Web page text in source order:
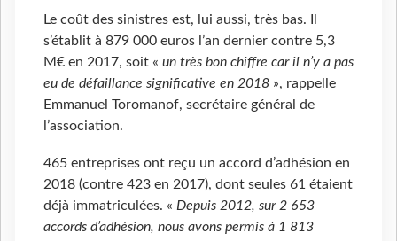
Le coût des sinistres est, lui aussi, très bas. Il
s’établit à 879 000 euros l’an dernier contre 5,3
M€ en 2017, soit « un très bon chiffre car il n’y a pas
eu de défaillance significative en 2018 », rappelle
Emmanuel Toromanof, secrétaire général de
l’association.
465 entreprises ont reçu un accord d’adhésion en
2018 (contre 423 en 2017), dont seules 61 étaient
déjà immatriculées. « Depuis 2012, sur 2 653
accords d’adhésion, nous avons permis à 1 813